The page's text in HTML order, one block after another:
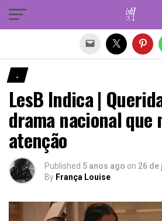
.
LesB Indica |
drama nacional que
atenção
Published 5 anos ago on 26 de
By França Louise
Sair da versão